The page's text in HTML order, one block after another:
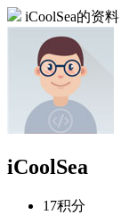
iCoolSea的资料
iCoolSea
17积分